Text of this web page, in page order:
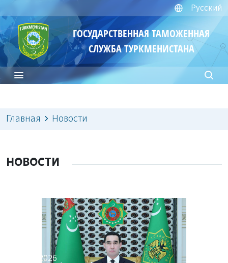
Русский
ГОСУДАРСТВЕННАЯ ТАМОЖЕННАЯ
СЛУЖБА ТУРКМЕНИСТАНА
Главная Новости
НОВОСТИ
27.01.2026